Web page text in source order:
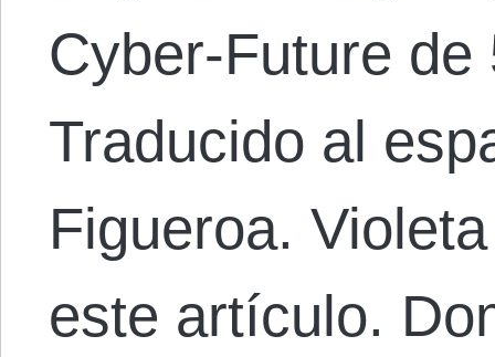
Cyber-Future
Traducido al
Figueroa.
este artículo.